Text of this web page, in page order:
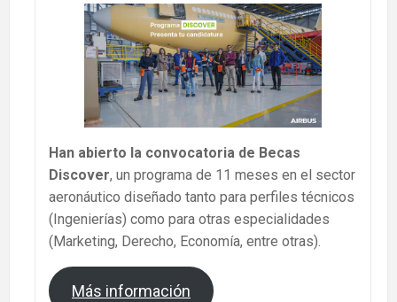
Han abierto la convocatoria de Becas
Discover, un programa de 11 meses en el sector
aeronáutico diseñado tanto para perfiles técnicos
(Ingenierías) como para otras especialidades
(Marketing, Derecho, Economía, entre otras).
Más información